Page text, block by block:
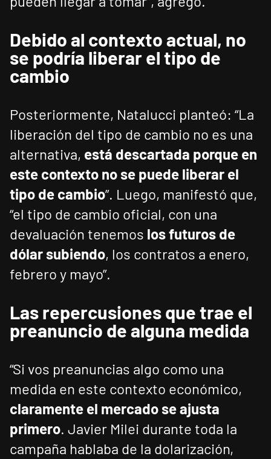
Debido al contexto actual, no
se podría liberar el tipo de
cambio
Posteriormente, Natalucci planteó: “La
liberación del tipo de cambio no es una
alternativa, está descartada porque en
este contexto no se puede liberar el
tipo de cambio”. Luego, manifestó que,
“el tipo de cambio oficial, con una
devaluación tenemos los futuros de
dólar subiendo, los contratos a enero,
febrero y mayo”.
Las repercusiones que trae el
preanuncio de alguna medida
“Si vos preanuncias algo como una
medida en este contexto económico,
claramente el mercado se ajusta
primero. Javier Milei durante toda la
campaña hablaba de la dolarización,